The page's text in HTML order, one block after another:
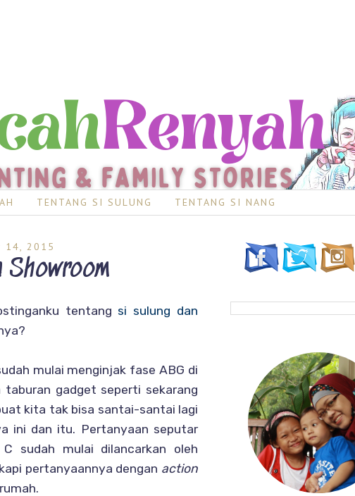
TENTANG SI SULUNG TENTANG SI NANG
14, 2015
tentang si sulung dan
mulai menginjak fase ABG di
taburan gadget seperti sekarang
kita tak bisa santai-santai lagi
ini dan itu. Pertanyaan seputar
sudah mulai dilancarkan oleh
pertanyaannya dengan action